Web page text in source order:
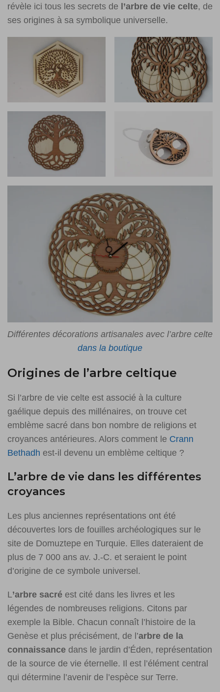
révèle ici tous les secrets de l’arbre de vie celte, de
ses origines à sa symbolique universelle.
Différentes décorations artisanales avec l’arbre celte
dans la boutique
Origines de l’arbre celtique
Si l’arbre de vie celte est associé à la culture
gaélique depuis des millénaires, on trouve cet
emblème sacré dans bon nombre de religions et
croyances antérieures. Alors comment le Crann
Bethadh est-il devenu un emblème celtique ?
L’arbre de vie dans les différentes
croyances
Les plus anciennes représentations ont été
découvertes lors de fouilles archéologiques sur le
site de Domuztepe en Turquie. Elles dateraient de
plus de 7 000 ans av. J.-C. et seraient le point
d’origine de ce symbole universel.
L’arbre sacré est cité dans les livres et les
légendes de nombreuses religions. Citons par
exemple la Bible. Chacun connaît l’histoire de la
Genèse et plus précisément, de l’arbre de la
connaissance dans le jardin d’Éden, représentation
de la source de vie éternelle. Il est l’élément central
qui détermine l’avenir de l’espèce sur Terre.